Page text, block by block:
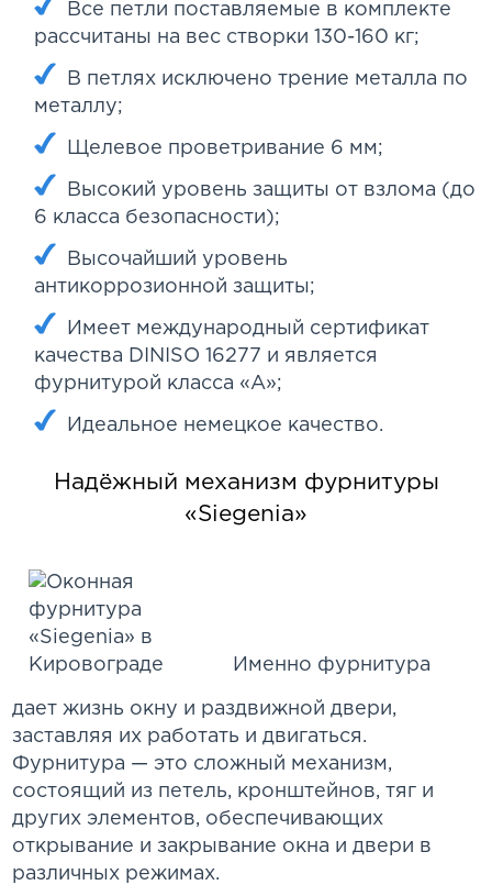
Все петли поставляемые в комплекте
рассчитаны на вес створки 130-160 кг;
В петлях исключено трение металла по
металлу;
Щелевое проветривание 6 мм;
Высокий уровень защиты от взлома (до
6 класса безопасности);
Высочайший уровень
антикоррозионной защиты;
Имеет международный сертификат
качества DINISO 16277 и является
фурнитурой класса «А»;
Идеальное немецкое качество.
Надёжный механизм фурнитуры
«Siegenia»
Именно фурнитура
дает жизнь окну и раздвижной двери,
заставляя их работать и двигаться.
Фурнитура — это сложный механизм,
состоящий из петель, кронштейнов, тяг и
других элементов, обеспечивающих
открывание и закрывание окна и двери в
различных режимах.